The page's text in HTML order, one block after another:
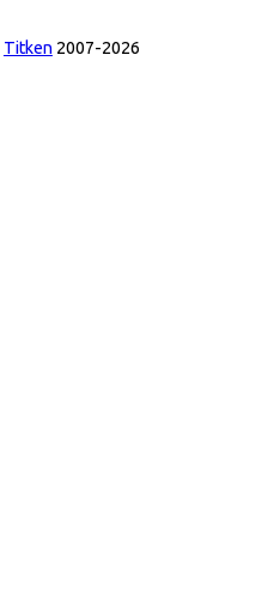
Titken2007-2026